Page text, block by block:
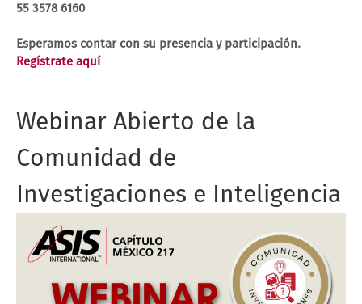
55 3578 6160
Esperamos contar con su presencia y participación.
Regístrate aquí
Webinar Abierto de la
Comunidad de
Investigaciones e Inteligencia